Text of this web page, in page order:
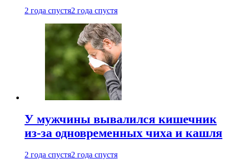
2 года спустя2 года спустя
У мужчины вывалился кишечник
из-за одновременных чиха и кашля
2 года спустя2 года спустя